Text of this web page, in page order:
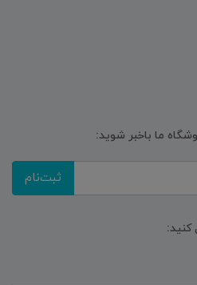
ما باخبر شوید:
ثبت‌نام
کنید: